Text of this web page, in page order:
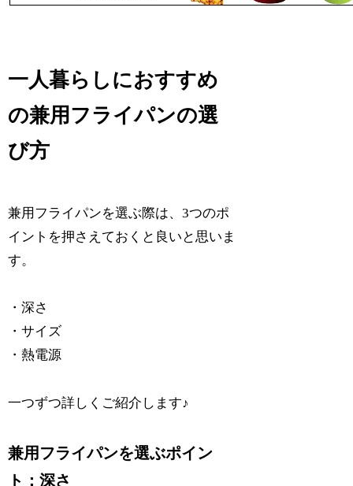
一人暮らしにおすすめ
の兼用フライパンの選
び方
兼用フライパンを選ぶ際は、3つのポ
イントを押さえておくと良いと思いま
す。
・深さ
・サイズ
・熱電源
一つずつ詳しくご紹介します♪
兼用フライパンを選ぶポイン
ト：深さ